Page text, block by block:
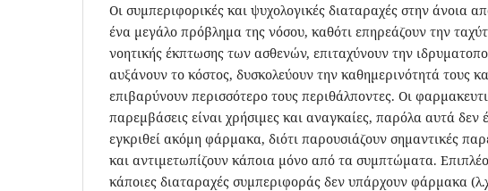
Οι συμπεριφορικές και ψυχολογικές διαταραχές στην άνοια
ένα μεγάλο πρόβλημα της νόσου, καθότι επηρεάζουν την
νοητικής έκπτωσης των ασθενών, επιταχύνουν την
αυξάνουν το κόστος, δυσκολεύουν την καθημερινότητά τους
επιβαρύνουν περισσότερο τους περιθάλποντες. Οι
παρεμβάσεις είναι χρήσιμες και αναγκαίες, παρόλα αυτά δεν
εγκριθεί ακόμη φάρμακα, διότι παρουσιάζουν σημαντικές
και αντιμετωπίζουν κάποια μόνο από τα συμπτώματα.
κάποιες διαταραχές συμπεριφοράς δεν υπάρχουν φάρμακα